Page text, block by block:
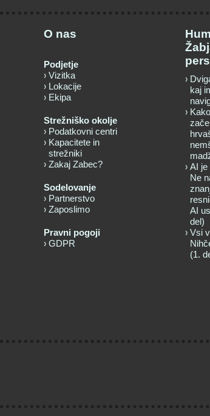
O nas
Podjetje
Vizitka
Lokacije
Ekipa
Strežniško okolje
Podatkovni centri
Kapacitete in
strežniki
Zakaj Zabec?
Sodelovanje
Partnerstvo
Zaposlimo
Pravni pogoji
GDPR
kaj
AI je
Ne
AI
del)
Vsi
(1.